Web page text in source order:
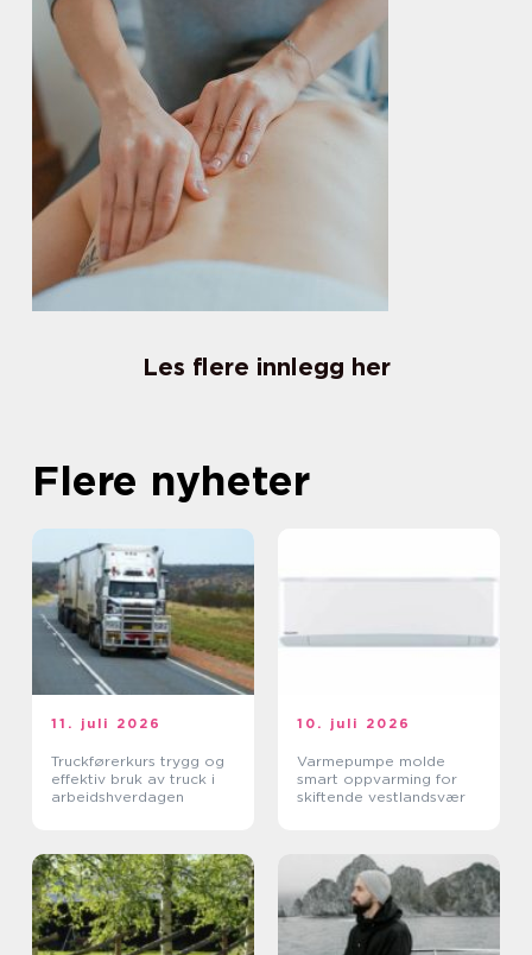
Les flere innlegg her
Flere nyheter
11. juli 2026
Truckførerkurs trygg og
effektiv bruk av truck i
arbeidshverdagen
10. juli 2026
Varmepumpe molde
smart oppvarming for
skiftende vestlandsvær